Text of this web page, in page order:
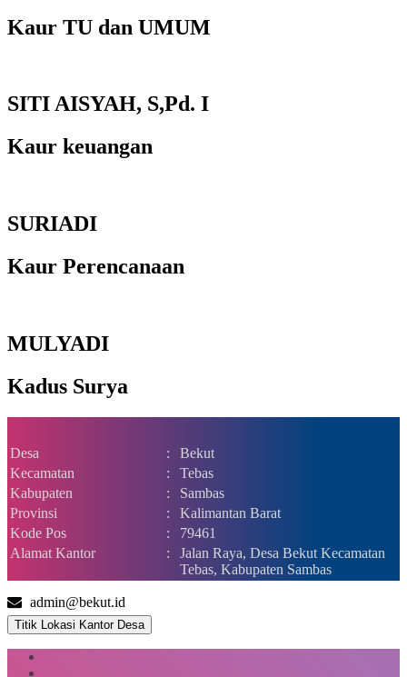
Kaur TU dan UMUM
SITI AISYAH, S,Pd. I
Kaur keuangan
SURIADI
Kaur Perencanaan
MULYADI
Kadus Surya
Desa :
Bekut
Kecamatan
:
Tebas
Kabupaten
:
Sambas
Provinsi
:
Kalimantan Barat
Kode Pos
:
79461
Alamat Kantor
:
Jalan Raya, Desa Bekut Kecamatan
Tebas, Kabupaten Sambas
admin@bekut.id
Titik Lokasi Kantor Desa